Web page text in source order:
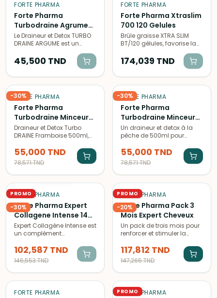
FORTE PHARMA
Forte Pharma
Turbodraine Agrumes
500 ml -40%
Le Draineur et Detox TURBO
DRAINE ARGUME est un
format liquide de 500 ml,
spécialement conçu pour
drainage naturel.
45,500 TND
FORTE PHARMA
Forte Pharma Xtraslim
700 120 Gelules
Brûle graisse XTRA SLIM
BT/120 gélules, favorise la
formule naturelle à base de
plantes. Aide à brûler les
174,039 TND
-30%
FORTE PHARMA
Forte Pharma
Turbodraine Minceur
Framboise 500 ml
-40%
Draineur et Detox Turbo
DRAINE Framboise 500ml,
drainant à la délicieuse
saveur de framboise pour
purifier et éliminer les
toxines de l'organisme.
55,000 TND
78,571TND
-30%
FORTE PHARMA
Forte Pharma
Turbodraine Minceur
Peche 500 ml -40%
Un draineur et detox à la
pêche de 500ml pour
favoriser la digestion et
réduire la rétention d'eau.
Parfait pour une cure détox.
55,000 TND
78,571TND
PROMO
-30%
FORTE PHARMA
Forte Pharma Expert
Collagene Intense 14
Sticks
Expert Collagène Intense est
un complément
contenant une haute
concentration de
collagène pour une peau
plus ferme et des
articulations plus souples.
102,587 TND
146,553TND
PROMO
-20%
FORTE PHARMA
Forte Pharma Pack 3
Mois Expert Cheveux
Un pack de trois mois pour
renforcer et stimuler la
avec une formule experte
de Forte Pharma.
117,812 TND
147,265TND
FORTE PHARMA PROMO
FORTE PHARMA